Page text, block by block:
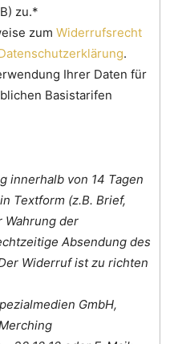
zu.*
zumWiderrufsrecht
.
Ihrer Daten für
Basistarifen
innerhalb von 14 Tagen
Textform (z.B. Brief,
Wahrung der
Absendung des
Widerruf ist zu richten
GmbH,